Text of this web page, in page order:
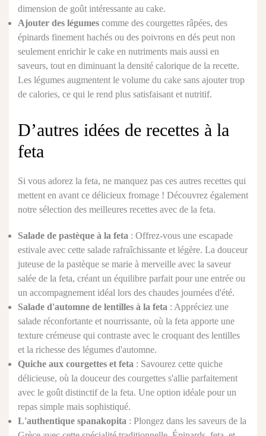
dimension de goût intéressante au cake.
Ajouter des légumes comme des courgettes râpées, des
épinards finement hachés ou des poivrons en dés peut non
seulement enrichir le cake en nutriments mais aussi en
saveurs, tout en diminuant la densité calorique de la recette.
Les légumes augmentent le volume du cake sans ajouter trop
de calories, ce qui le rend plus satisfaisant et nutritif.
D’autres idées de recettes à la
feta
Si vous adorez la feta, ne manquez pas ces autres recettes qui
mettent en avant ce délicieux fromage ! Découvrez également
notre sélection des meilleures recettes avec de la feta.
Salade de pastèque à la feta : Offrez-vous une escapade
estivale avec cette salade rafraîchissante et légère. La douceur
juteuse de la pastèque se marie à merveille avec la saveur
salée de la feta, créant un équilibre parfait pour une entrée ou
un accompagnement idéal lors des chaudes journées d'été.
Salade d'automne de lentilles à la feta : Appréciez une
salade réconfortante et nourrissante, où la feta apporte une
texture crémeuse qui contraste avec le croquant des lentilles
et la richesse des légumes d'automne.
Quiche aux courgettes et feta : Savourez cette quiche
délicieuse, où la douceur des courgettes s'allie parfaitement
avec le goût distinctif de la feta. Une option idéale pour un
repas simple mais sophistiqué.
L'authentique spanakopita : Plongez dans les saveurs de la